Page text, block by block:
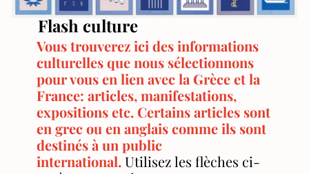
Flash culture
Vous trouverez ici des informations
culturelles que nous sélectionnons
pour vous en lien avec la Grèce et la
France: articles, manifestations,
expositions etc. Certains articles sont
en grec ou en anglais comme ils sont
destinés à un public
international.Utilisez les flèches ci-